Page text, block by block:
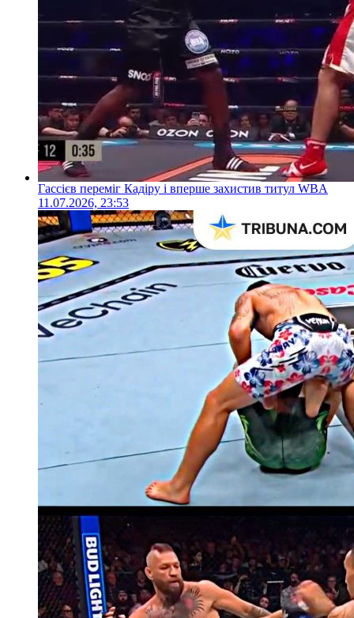
Гассієв переміг Кадіру і вперше захистив титул WBA
11.07.2026, 23:53